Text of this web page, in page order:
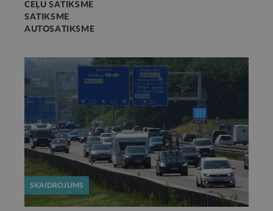
CEĻU SATIKSME
SATIKSME
AUTOSATIKSME
SKAIDROJUMS